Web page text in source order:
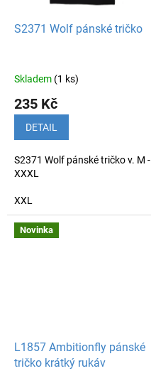
S2371 Wolf pánské tričko
Skladem (1 ks)
235 Kč
DETAIL
S2371 Wolf pánské tričko v. M -
XXXL
XXL
Novinka
L1857 Ambitionfly pánské
tričko krátký rukáv